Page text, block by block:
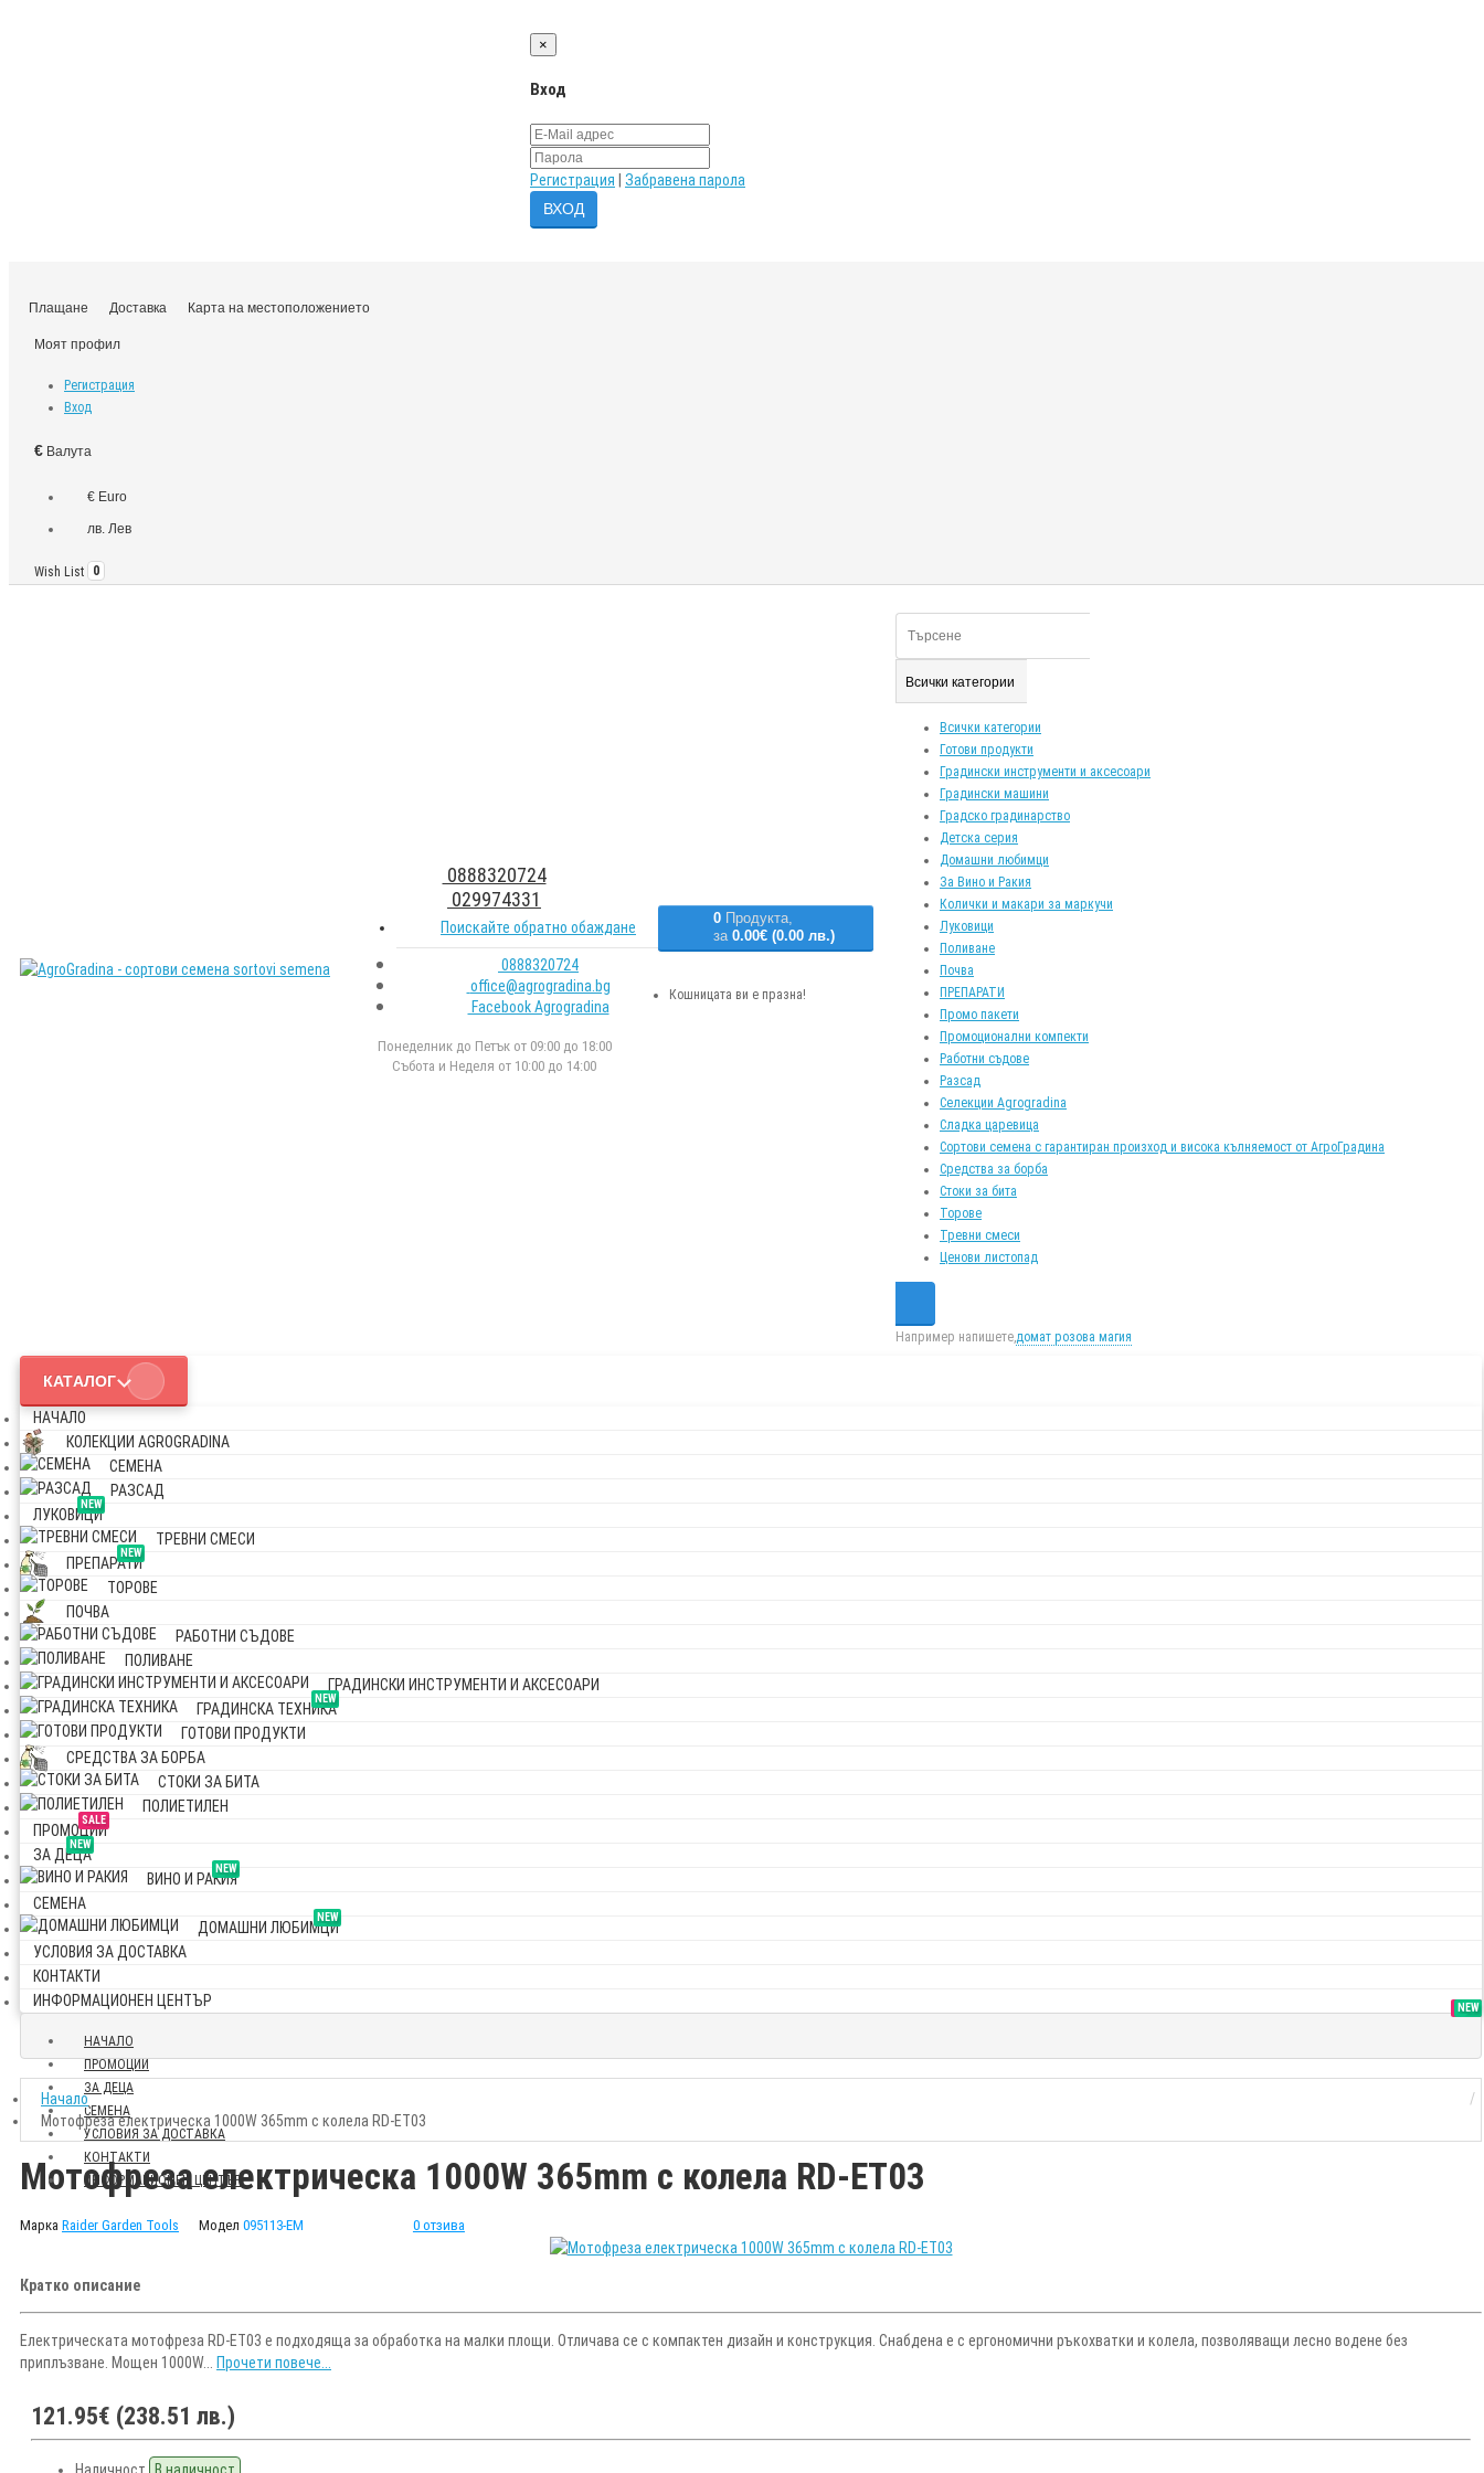
×
Вход
Регистрация Забравена парола
Плащане Доставка Карта на местоположението
Моят профил
Регистрация
Вход
€ Валута
€ Euro
лв. Лев
Wish List 0
0888320724
029974331
Поискайте обратно обаждане
0888320724
office@agrogradina.bg
Facebook Agrogradina
Понеделник до Петък от 09:00 до 18:00
Събота и Неделя от 10:00 до 14:00
0 Продукта,
за 0.00€ (0.00 лв.)
Кошницата ви е празна!
Всички категории
Всички категории
Готови продукти
Градински инструменти и аксесоари
Градински машини
Градско градинарство
Детска серия
Домашни любимци
За Вино и Ракия
Колички и макари за маркучи
Луковици
Поливане
Почва
ПРЕПАРАТИ
Промо пакети
Промоционални компекти
Работни съдове
Разсад
Селекции Agrogradina
Сладка царевица
Сортови семена с гарантиран произход и висока кълняемост от АгроГрадина
Средства за борба
Стоки за бита
Торове
Тревни смеси
Ценови листопад
Например напишете,домат розова магия
КАТАЛОГ
НАЧАЛО
КОЛЕКЦИИ AGROGRADINA
СЕМЕНА
РАЗСАД
NEW
ЛУКОВИЦИ
ТРЕВНИ СМЕСИ
NEW
ПРЕПАРАТИ
ТОРОВЕ
ПОЧВА
РАБОТНИ СЪДОВЕ
ПОЛИВАНЕ
ГРАДИНСКИ ИНСТРУМЕНТИ И АКСЕСОАРИ
NEW
ГРАДИНСКА ТЕХНИКА
ГОТОВИ ПРОДУКТИ
СРЕДСТВА ЗА БОРБА
СТОКИ ЗА БИТА
ПОЛИЕТИЛЕН
SALE
ПРОМОЦИИ
NEW
ЗА ДЕЦА
NEW
ВИНО И РАКИЯ
СЕМЕНА
NEW
ДОМАШНИ ЛЮБИМЦИ
УСЛОВИЯ ЗА ДОСТАВКА
КОНТАКТИ
ИНФОРМАЦИОНЕН ЦЕНТЪР
НАЧАЛО
SALE
ПРОМОЦИИ
NEW
ЗА ДЕЦА
СЕМЕНА
УСЛОВИЯ ЗА ДОСТАВКА
КОНТАКТИ
ИНФОРМАЦИОНЕН ЦЕНТЪР
Начало
Мотофреза електрическа 1000W 365mm с колела RD-ET03
Мотофреза електрическа 1000W 365mm с колела RD-ET03
Марка Raider Garden Tools Модел 095113-EM 0 отзива
Кратко описание
Електрическата мотофреза RD-ET03 е подходяща за обработка на малки площи. Отличава се с компактен дизайн и конструкция. Снабдена е с ергономични ръкохватки и колела, позволяващи лесно водене без
приплъзване. Мощен 1000W... Прочети повече...
121.95€ (238.51 лв.)
Наличност В наличност